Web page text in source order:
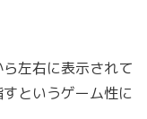
左右に表示されて
というゲーム性に